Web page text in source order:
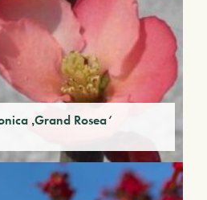
‚Grand Rosea‘